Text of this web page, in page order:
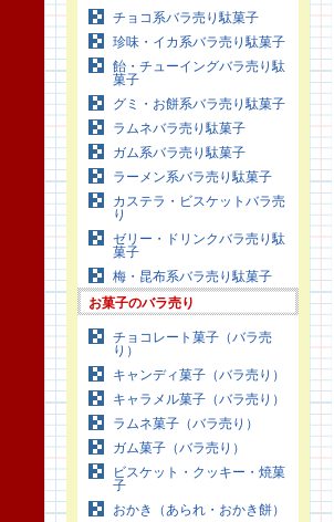
チョコ系バラ売り駄菓子
珍味・イカ系バラ売り駄菓子
飴・チューイングバラ売り駄
菓子
グミ・お餅系バラ売り駄菓子
ラムネバラ売り駄菓子
ガム系バラ売り駄菓子
ラーメン系バラ売り駄菓子
カステラ・ビスケットバラ売
り
ゼリー・ドリンクバラ売り駄
菓子
梅・昆布系バラ売り駄菓子
お菓子のバラ売り
チョコレート菓子（バラ売
り）
キャンディ菓子（バラ売り）
キャラメル菓子（バラ売り）
ラムネ菓子（バラ売り）
ガム菓子（バラ売り）
ビスケット・クッキー・焼菓
子
おかき（あられ・おかき餅）